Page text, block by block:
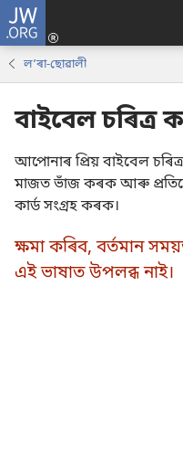
JW.ORG
লʼৰা-ছোৱালী
বাইবেল চৰিত্ৰ
আপোনাৰ প্ৰিয় বাইবেল
মাজত ভাঁজ কৰক আৰু
কাৰ্ড সংগ্ৰহ কৰক।
ক্ষমা কৰিব, বৰ্তমান
এই ভাষাত উপলব্ধ নাই।